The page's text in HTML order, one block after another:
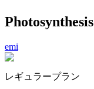
Photosynthesis
emi
レギュラープラン